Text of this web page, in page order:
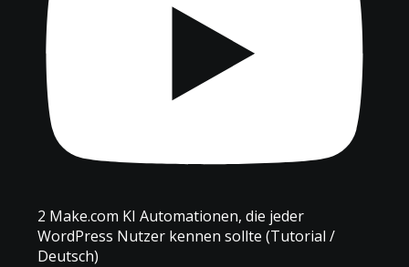
2 Make.com KI Automationen, die jeder
WordPress Nutzer kennen sollte (Tutorial /
Deutsch)